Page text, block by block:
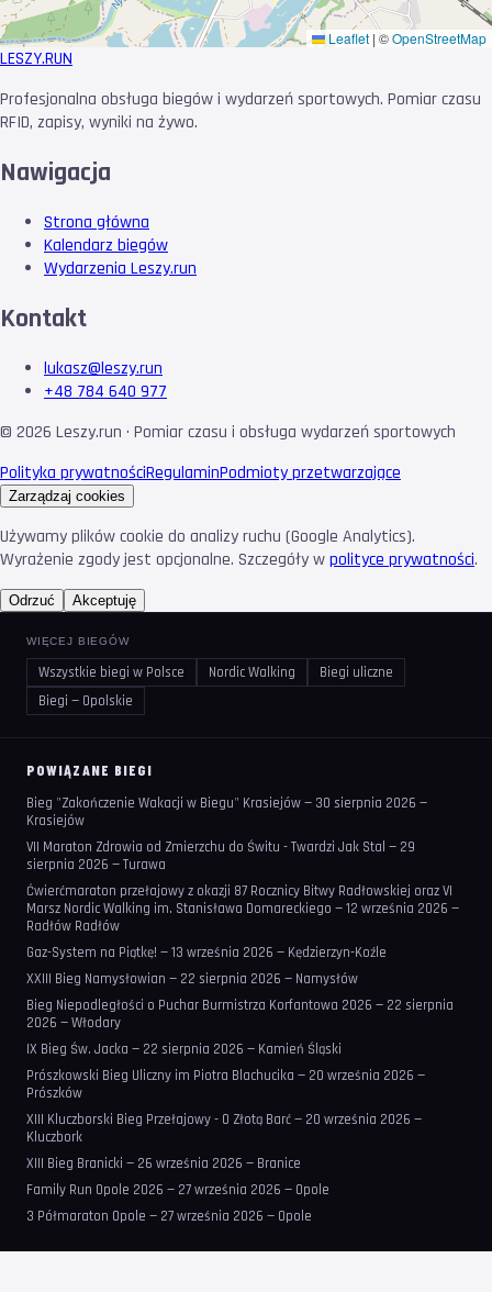
Leaflet | ©OpenStreetMap
LESZY.RUN
Profesjonalna obsługa biegów i wydarzeń sportowych. Pomiar czasu
RFID, zapisy, wyniki na żywo.
Nawigacja
Strona główna
Kalendarz biegów
Wydarzenia Leszy.run
Kontakt
lukasz@leszy.run
+48 784 640 977
© 2026 Leszy.run · Pomiar czasu i obsługa wydarzeń sportowych
Polityka prywatnościRegulaminPodmioty przetwarzające
Zarządzaj cookies
Używamy plików cookie do analizy ruchu (Google Analytics).
Wyrażenie zgody jest opcjonalne. Szczegóły wpolityce prywatności.
Odrzuć Akceptuję
WIĘCEJ BIEGÓW
Wszystkie biegi w Polsce Nordic Walking
Biegi uliczne
Biegi — Opolskie
POWIĄZANE BIEGI
Bieg "Zakończenie Wakacji w Biegu" Krasiejów — 30 sierpnia 2026 —
Krasiejów
VII Maraton Zdrowia od Zmierzchu do Świtu - Twardzi Jak Stal — 29
sierpnia 2026 — Turawa
Ćwierćmaraton przełajowy z okazji 87 Rocznicy Bitwy Radłowskiej oraz VI
Marsz Nordic Walking im. Stanisława Domareckiego — 12 września 2026 —
Radłów Radłów
Gaz-System na Piątkę! — 13 września 2026 — Kędzierzyn-Koźle
XXIII Bieg Namysłowian — 22 sierpnia 2026 — Namysłów
Bieg Niepodległości o Puchar Burmistrza Korfantowa 2026 — 22 sierpnia
2026 — Włodary
IX Bieg Św. Jacka — 22 sierpnia 2026 — Kamień Śląski
Prószkowski Bieg Uliczny im Piotra Blachucika — 20 września 2026 —
Prószków
XIII Kluczborski Bieg Przełajowy - O Złotą Barć — 20 września 2026 —
Kluczbork
XIII Bieg Branicki — 26 września 2026 — Branice
Family Run Opole 2026 — 27 września 2026 — Opole
3 Półmaraton Opole — 27 września 2026 — Opole